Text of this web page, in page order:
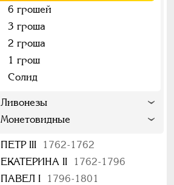
6 грошей
3 гроша
2 гроша
1 грош
Солид
Ливонезы
Монетовидные
ПЕТР III
1762-1762
ЕКАТЕРИНА II
1762-1796
ПАВЕЛ I
1796-1801